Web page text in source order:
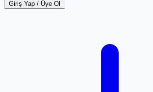
Giriş Yap / Üye Ol